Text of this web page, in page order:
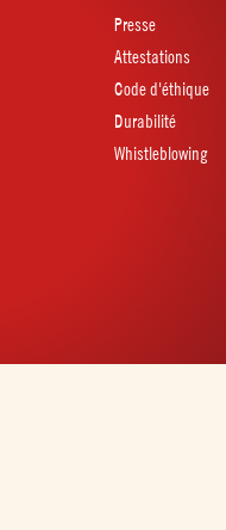
Presse
Attestations
Code d'éthique
Durabilité
Whistleblowing